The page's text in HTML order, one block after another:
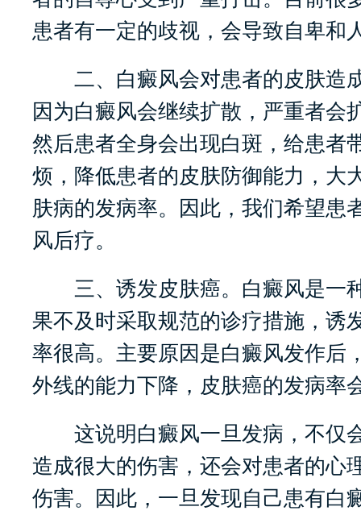
患者有一定的歧视，会导致自卑和
二、白癜风会对患者的皮肤造
因为白癜风会继续扩散，严重者会
然后患者全身会出现白斑，给患者
烦，降低患者的皮肤防御能力，大
肤病的发病率。因此，我们希望患
风后疗。
三、诱发皮肤癌。白癜风是一
果不及时采取规范的诊疗措施，诱
率很高。主要原因是白癜风发作后
外线的能力下降，皮肤癌的发病率
这说明白癜风一旦发病，不仅
造成很大的伤害，还会对患者的心
伤害。因此，一旦发现自己患有白